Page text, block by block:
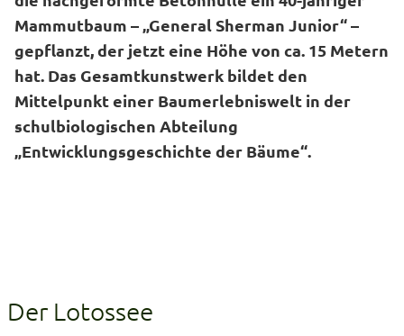
Mammutbaum – „General Sherman Junior“ –
gepflanzt, der jetzt eine Höhe von ca. 15 Metern
hat. Das Gesamtkunstwerk bildet den
Mittelpunkt einer Baumerlebniswelt in der
schulbiologischen Abteilung
„Entwicklungsgeschichte der Bäume“.
Der Lotossee